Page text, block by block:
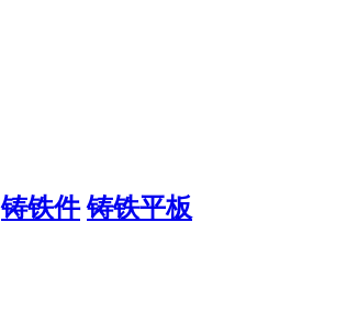
铸铁件 铸铁平板